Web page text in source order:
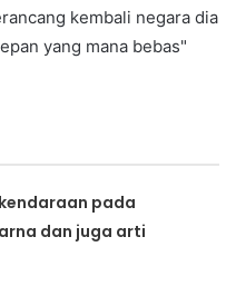
kembali negara dia
yang mana bebas"
pada
dan juga arti